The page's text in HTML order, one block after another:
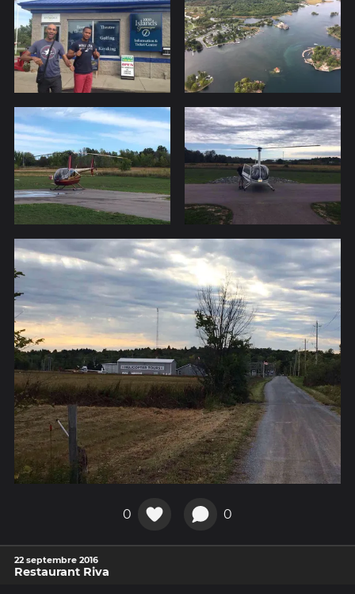
0 0
22 septembre 2016
Restaurant Riva